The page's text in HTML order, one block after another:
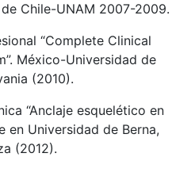
Chile-UNAM 2007-2009.
“Complete Clinical
México-Universidad de
(2010).
“Anclaje esquelético en
en Universidad de Berna,
(2012).